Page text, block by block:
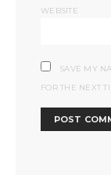
WEBSITE
SAVE MY
FOR THE NEXT